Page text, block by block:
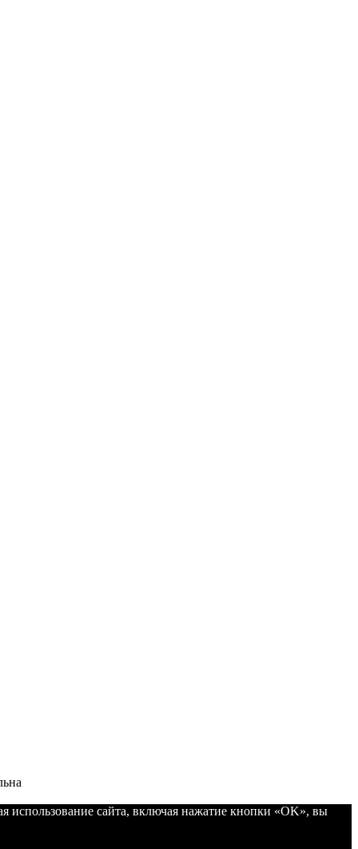
использование сайта, включая нажатие кнопки «OK», вы